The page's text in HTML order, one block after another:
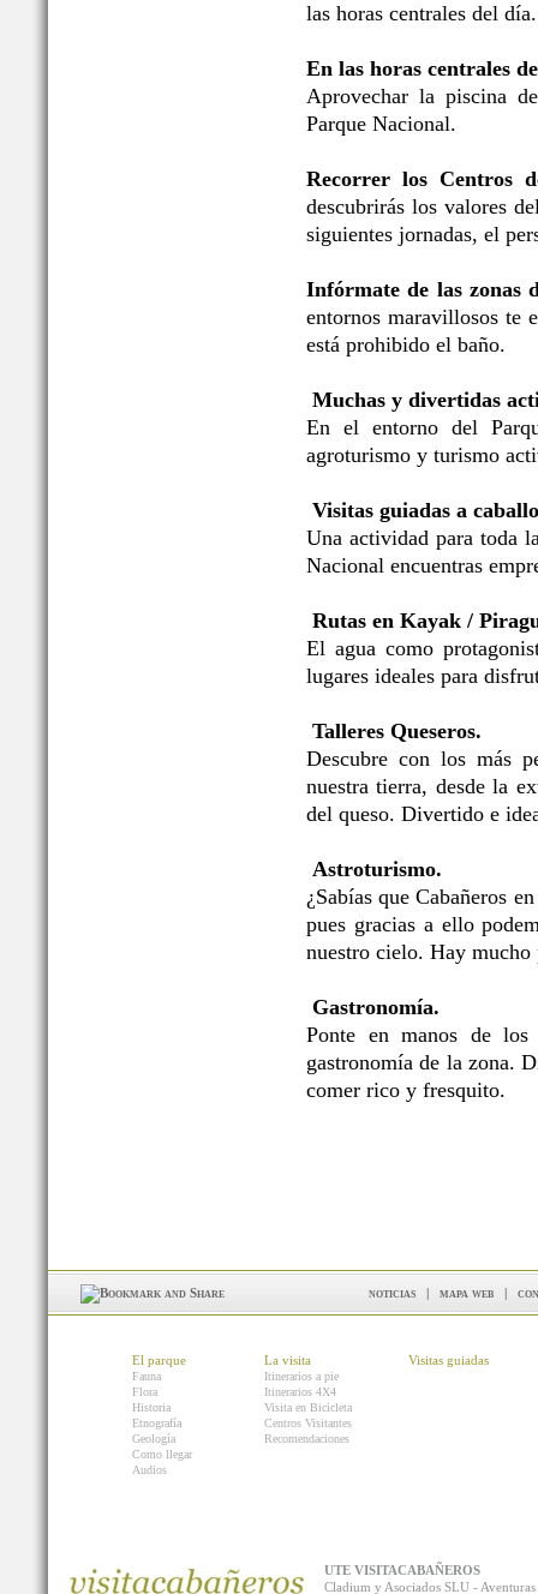
las horas centrales del día.
En las horas centrales
Aprovechar la piscina
Parque Nacional.
Recorrer los Centros
descubrirás los valores
siguientes jornadas, el
Infórmate de las zonas
entornos maravillosos te
está prohibido el baño.
Muchas y divertidas
En el entorno del
agroturismo y turismo
Visitas guiadas a
Una actividad para toda
Nacional encuentras
Rutas en Kayak /
El agua como
lugares ideales para
Talleres Queseros.
Descubre con los más
nuestra tierra, desde la
del queso. Divertido e
Astroturismo.
¿Sabías que Cabañeros
pues gracias a ello
nuestro cielo. Hay mucho
Gastronomía.
Ponte en manos de
gastronomía de la zona.
comer rico y fresquito.
noticias | mapa web |
El parque
Fauna
Flora
Historia
Etnografía
Geología
Como llegar
Audios
La visita
Itinerarios a pie
Itinerarios 4X4
Visita en Bicicleta
Centros Visitantes
Recomendaciones
Visitas guiadas
UTE VISITACABAÑEROS
Cladium y Asociados SLU -